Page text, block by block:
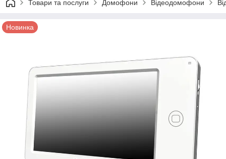
Товари та послуги Домофони Відеодомофони
Новинка